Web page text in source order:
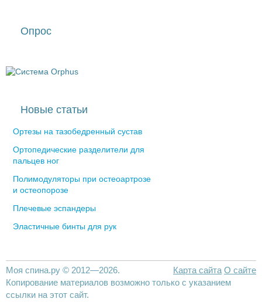
Опрос
Новые статьи
Ортезы на тазобедренный сустав
Ортопедические разделители для
пальцев ног
Полимодуляторы при остеоартрозе
и остеопорозе
Плечевые эспандеры
Эластичные бинты для рук
Карта сайта О сайте
Моя спина.ру © 2012—2026.
Копирование материалов возможно только с указанием
ссылки на этот сайт.